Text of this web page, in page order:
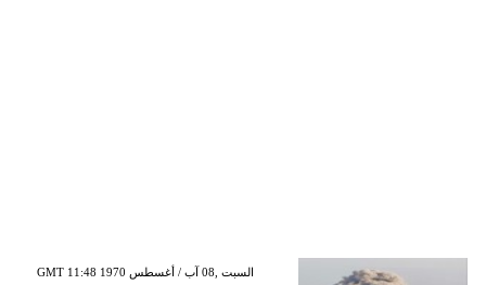
GMT 11:48 1970 السبت ,08 آب / أغسطس